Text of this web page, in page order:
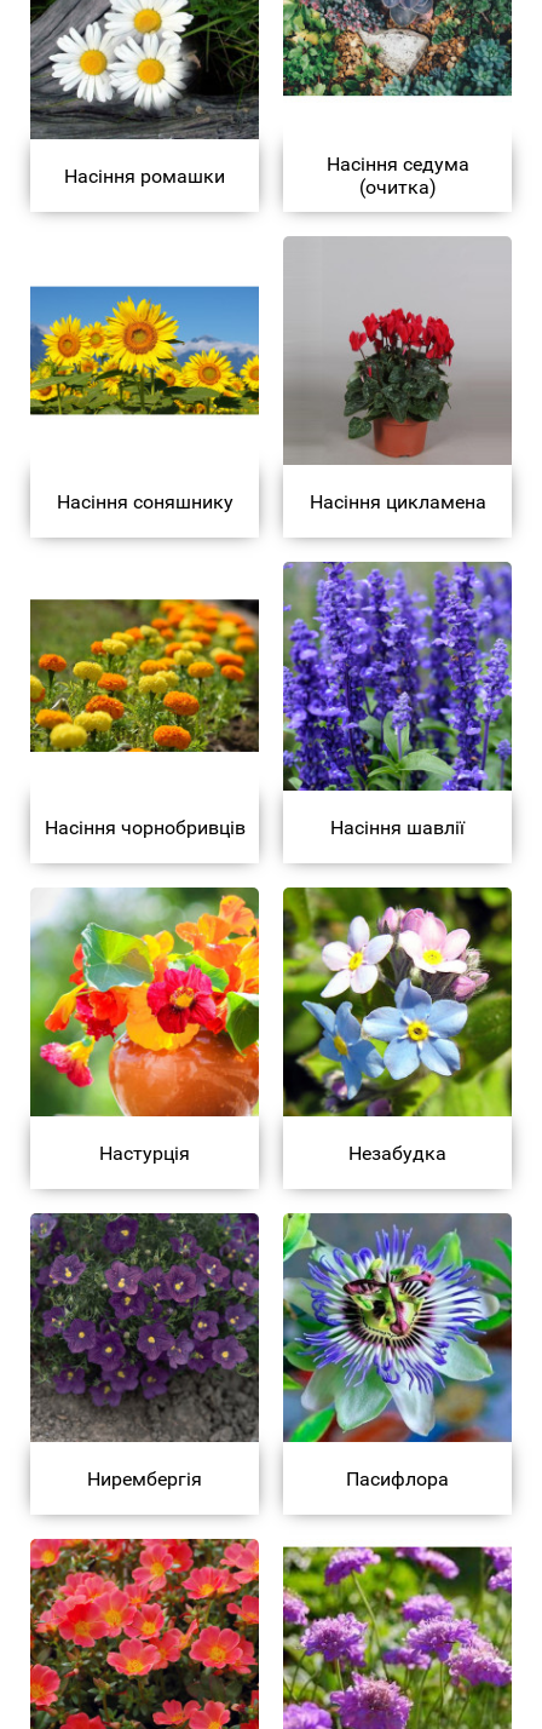
Насіння ромашки
Насіння седума
(очитка)
Насіння соняшнику Насіння цикламена
Насіння чорнобривців Насіння шавлії
Настурція Незабудка
Нирембергія Пасифлора